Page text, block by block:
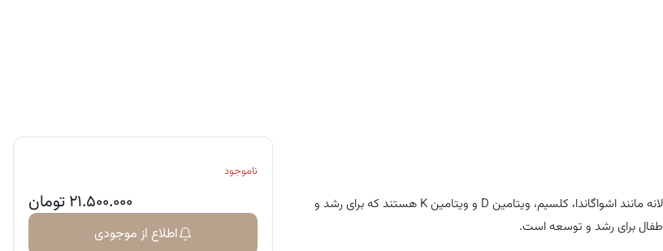
آدامس‌های رشد TruHeight حاوی مجموعه‌ای از ویتامین‌ها و مواد معدنی با منشاء مسئولانه مانند اشواگاندا، کلسیم، ویتامین D و ویتامین K هستند که برای رشد و
ناموجود
۲۱.۵۰۰.۰۰۰تومان
اطلاع از موجودی